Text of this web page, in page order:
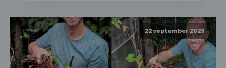
22 september 2023